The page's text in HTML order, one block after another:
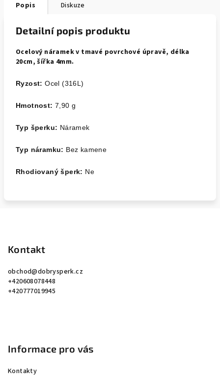
Popis Diskuze
Detailní popis produktu
Ocelový náramek v tmavé povrchové úpravě, délka
20cm, šířka 4mm.
Ryzost:Ocel (316L)
Hmotnost: 7,90 g
Typ šperku: Náramek
Typ náramku: Bez kamene
Rhodiovaný šperk: Ne
Kontakt
obchod@dobrysperk.cz
+420608078448
+420777019945
Informace pro vás
Kontakty